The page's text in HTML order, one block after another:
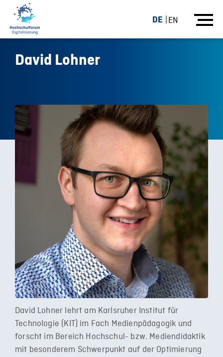
DE EN
David Lohner
David Lohner lehrt am Karlsruher Institut für
Technologie (KIT) im Fach Medienpädagogik und
forscht im Bereich Hochschul- bzw. Mediendidaktik
mit besonderem Schwerpunkt auf der Optimierung